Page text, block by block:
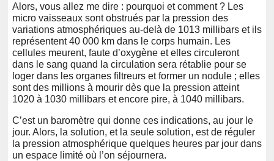
Alors, vous allez me dire : pourquoi et comment ? Les
micro vaisseaux sont obstrués par la pression des
variations atmosphériques au-delà de 1013 millibars et ils
représentent 40 000 km dans le corps humain. Les
cellules meurent, faute d’oxygène et elles circuleront
dans le sang quand la circulation sera rétablie pour se
loger dans les organes filtreurs et former un nodule ; elles
sont des millions à mourir dès que la pression atteint
1020 à 1030 millibars et encore pire, à 1040 millibars.
C’est un baromètre qui donne ces indications, au jour le
jour. Alors, la solution, et la seule solution, est de réguler
la pression atmosphérique quelques heures par jour dans
un espace limité où l’on séjournera.